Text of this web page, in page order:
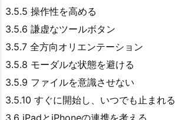
3.5.5 操作性を高める
3.5.6 謙虚なツールボタン
3.5.7 全方向オリエンテーション
3.5.8 モーダルな状態を避ける
3.5.9 ファイルを意識させない
3.5.10 すぐに開始し、いつでも止まれる
3.6 iPadとiPhoneの連携を考える